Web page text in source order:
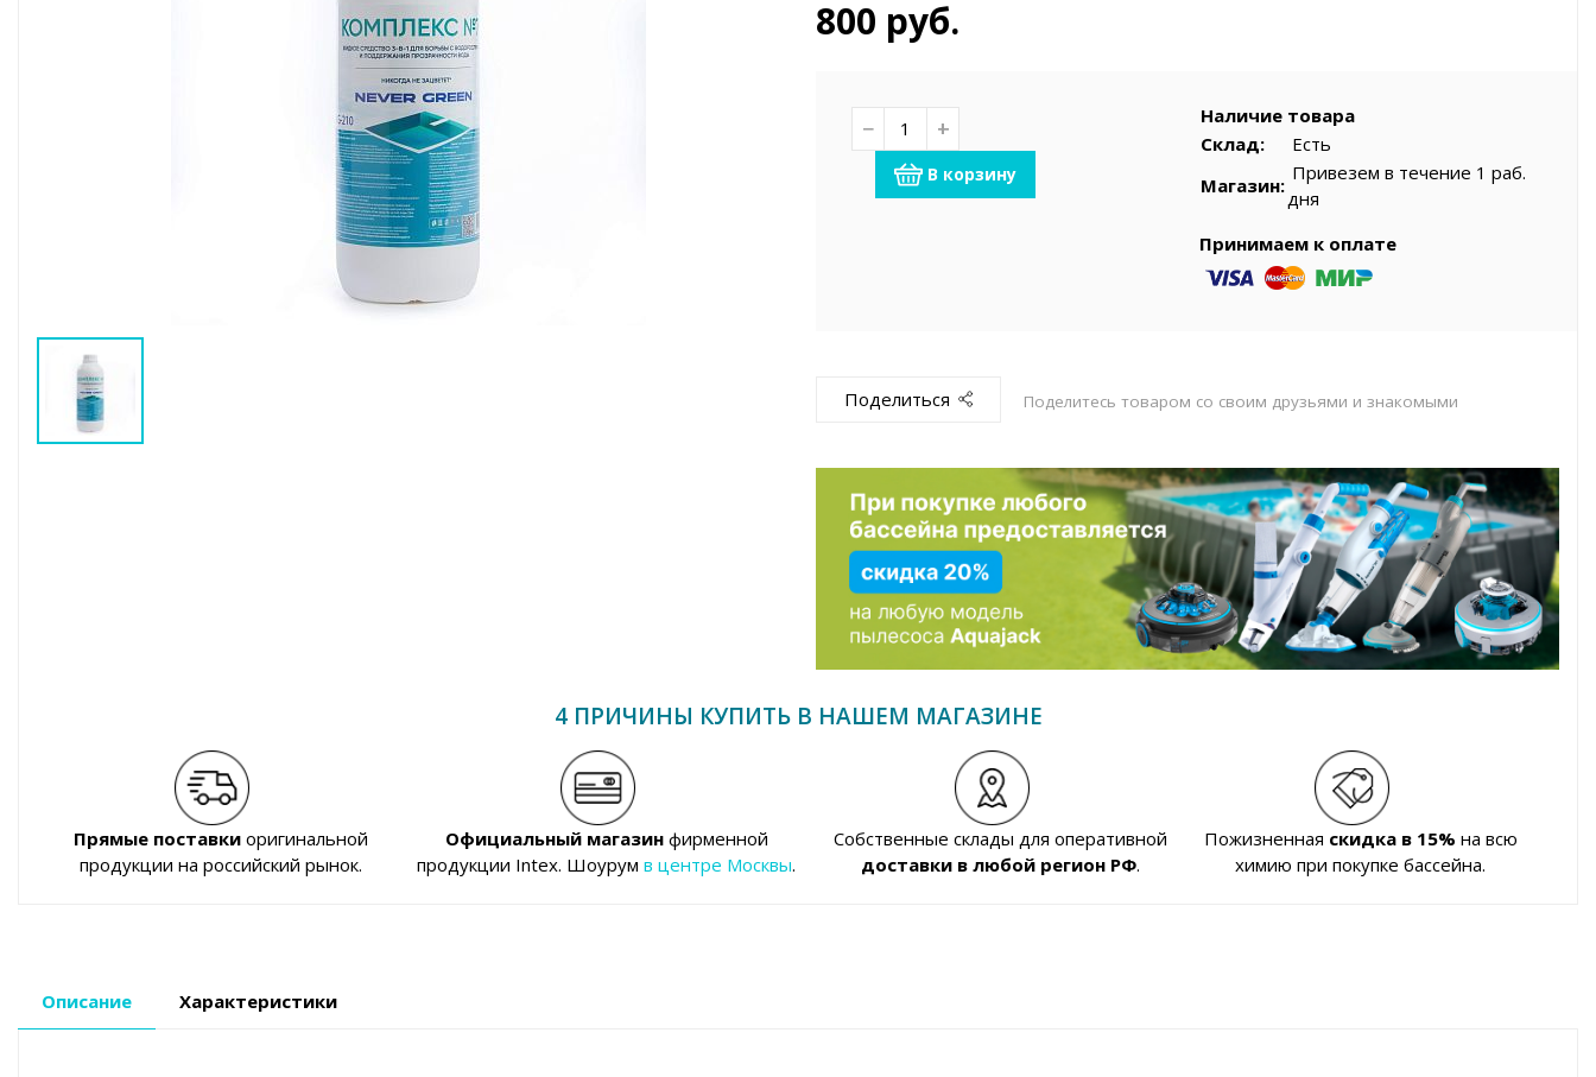
800 руб.
− +
В корзину
Наличие товара
Склад:
Есть
Магазин:
Привезем в течение 1 раб.
дня
Принимаем к оплате
Поделиться Поделитесь товаром со своим друзьями и знакомыми
4 ПРИЧИНЫ КУПИТЬ В НАШЕМ МАГАЗИНЕ
Прямые поставкиоригинальной
продукции на российский рынок.
Официальный магазинфирменной
продукции Intex. Шоурумв центре Москвы.
Собственные склады для оперативной
доставки в любой регион РФ.
Пожизненная скидка в 15% на всю
химию при покупке бассейна.
Описание Характеристики